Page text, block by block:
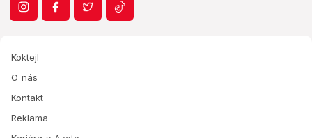
Koktejl
O nás
Kontakt
Reklama